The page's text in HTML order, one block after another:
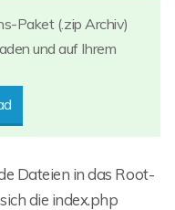
Paket (.zip Archiv)
und auf Ihrem
Dateien in das Root-
die index.php